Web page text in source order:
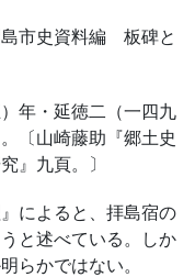
市史資料編 板碑と
年・延徳二（一四九
〔山崎藤助『郷土史
』九頁。〕
によると、拝島宿の
と述べている。しか
らかではない。